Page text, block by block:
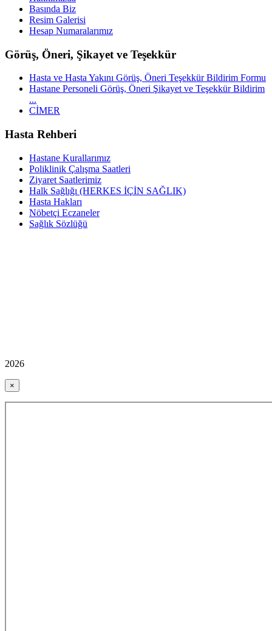
Basında Biz
Resim Galerisi
Hesap Numaralarımız
Görüş, Öneri, Şikayet ve Teşekkür
Hasta ve Hasta Yakını Görüş, Öneri Teşekkür Bildirim Formu
Hastane Personeli Görüş, Öneri Şikayet ve Teşekkür Bildirim
...
CİMER
Hasta Rehberi
Hastane Kurallarımız
Poliklinik Çalışma Saatleri
Ziyaret Saatlerimiz
Halk Sağlığı (HERKES İÇİN SAĞLIK)
Hasta Hakları
Nöbetçi Eczaneler
Sağlık Sözlüğü
2026
×